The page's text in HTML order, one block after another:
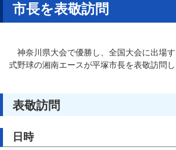
市長を表敬訪問
神奈川県大会で優勝し、全国大会に出場
式野球の湘南エースが平塚市長を表敬訪問し
表敬訪問
日時